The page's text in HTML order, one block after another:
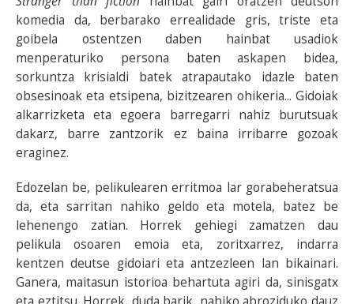
komedia da, berbarako errealidade gris, triste eta
goibela ostentzen daben hainbat usadiok
menperaturiko persona baten askapen bidea,
sorkuntza krisialdi batek atrapautako idazle baten
obsesinoak eta etsipena, bizitzearen ohikeria... Gidoiak
alkarrizketa eta egoera barregarri nahiz burutsuak
dakarz, barre zantzorik ez baina irribarre gozoak
eraginez.
Edozelan be, pelikulearen erritmoa lar gorabeheratsua
da, eta sarritan nahiko geldo eta motela, batez be
lehenengo zatian. Horrek gehiegi zamatzen dau
pelikula osoaren emoia eta, zoritxarrez, indarra
kentzen deutse gidoiari eta antzezleen lan bikainari.
Ganera, maitasun istorioa behartuta agiri da, sinisgatx